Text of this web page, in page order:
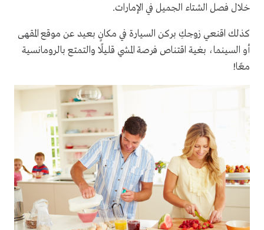
خلال فصل الشتاء الجميل في الإمارات.
كذلك اقنعي زوجكِ بركن السيارة في مكانٍ بعيد عن موقع المقهى
أو السينما، بغية اقتناص فرصة المشي قليلًا والتمتع بالرومانسية
معًا!